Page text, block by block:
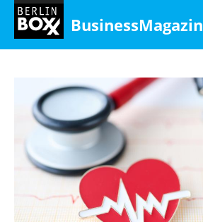
BusinessMagazin